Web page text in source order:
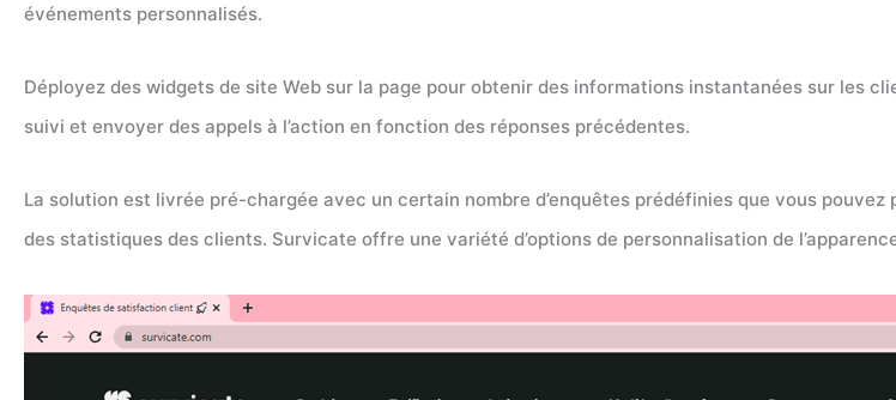
événements personnalisés.
Déployez des widgets de site Web sur la page pour obtenir des informations instantanées sur les
suivi et envoyer des appels à l’action en fonction des réponses précédentes.
La solution est livrée pré-chargée avec un certain nombre d’enquêtes prédéfinies que vous
des statistiques des clients. Survicate offre une variété d’options de personnalisation de